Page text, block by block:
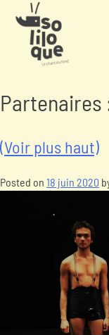
Partenaires
(Voir plus haut)
Posted on 18 juin 2020